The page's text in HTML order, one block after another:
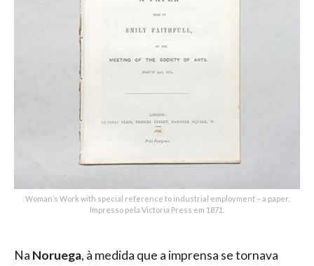
Woman’s Work with special reference to industrial employment – a paper.
Impresso pela Victoria Press em 1871.
Na Noruega, à medida que a imprensa se tornava